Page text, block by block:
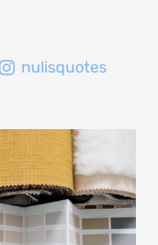
nulisquotes